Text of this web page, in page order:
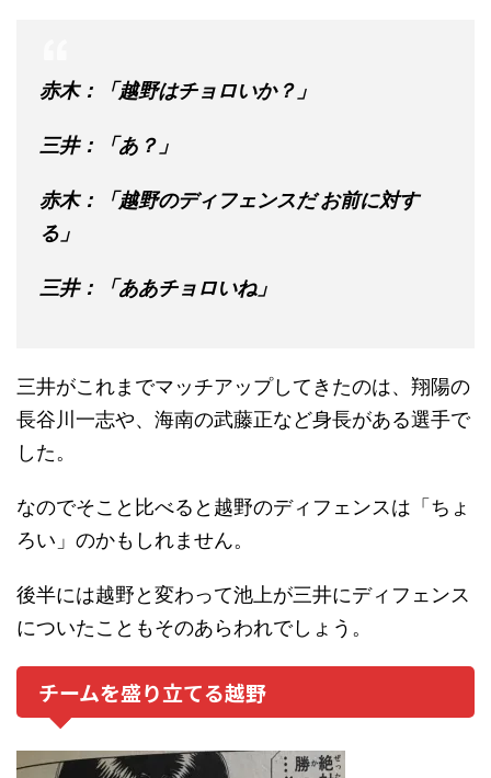
赤木：「越野はチョロいか？」
三井：「あ？」
赤木：「越野のディフェンスだ お前に対す
る」
三井：「ああチョロいね」
三井がこれまでマッチアップしてきたのは、翔陽の
長谷川一志や、海南の武藤正など身長がある選手で
した。
なのでそこと比べると越野のディフェンスは「ちょ
ろい」のかもしれません。
後半には越野と変わって池上が三井にディフェンス
についたこともそのあらわれでしょう。
チームを盛り立てる越野